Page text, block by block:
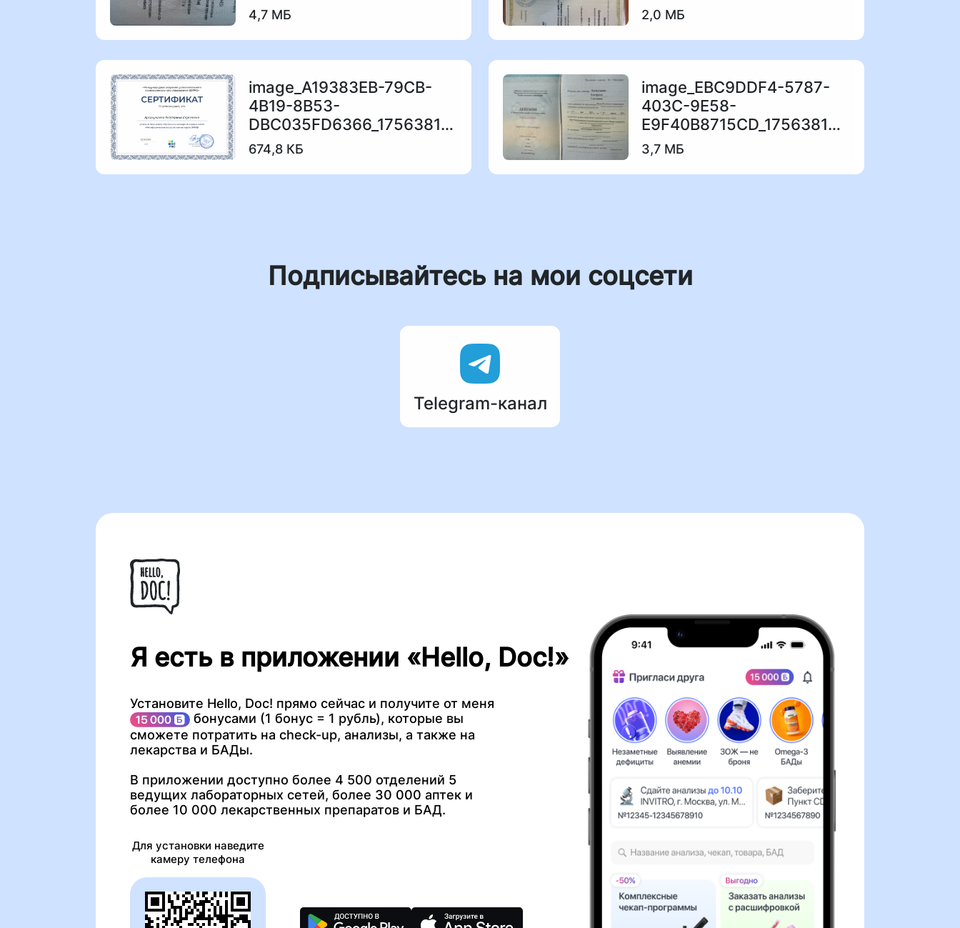
4,7 МБ 2,0 МБ
image_A19383EB-79CB-
4B19-8B53-
DBC035FD6366_1756381491.jpeg
674,8 КБ
image_EBC9DDF4-5787-
403C-9E58-
E9F40B8715CD_1756381466.jpeg
3,7 МБ
Подписывайтесь на мои соцсети
Telegram-канал
Я есть в приложении «Hello, Doc!»
Установите Hello, Doc! прямо сейчас и получите от меня
бонусами (1 бонус = 1 рубль), которые вы
сможете потратить на check-up, анализы, а также на
лекарства и БАДы.
В приложении доступно более 4 500 отделений 5
ведущих лабораторных сетей, более 30 000 аптек и
более 10 000 лекарственных препаратов и БАД.
Для установки наведите
камеру телефона